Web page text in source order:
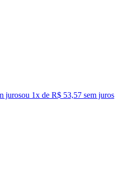
jurosou 1x de R$ 53,57 sem juros